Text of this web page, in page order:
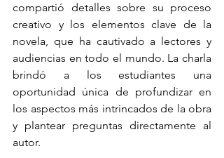
compartió detalles sobre su proceso
creativo y los elementos clave de la
novela, que ha cautivado a lectores y
audiencias en todo el mundo. La charla
brindó a los estudiantes una
oportunidad única de profundizar en
los aspectos más intrincados de la obra
y plantear preguntas directamente al
autor.